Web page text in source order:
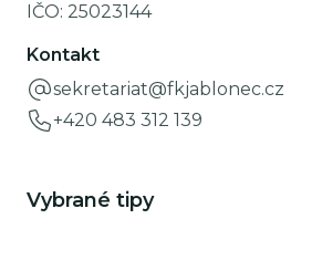
IČO: 25023144
Kontakt
sekretariat@fkjablonec.cz
+420 483 312 139
Vybrané tipy